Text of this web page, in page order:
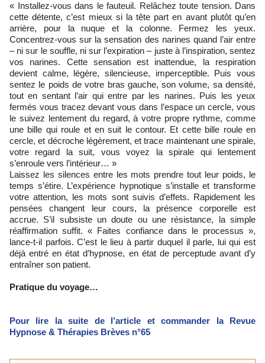
« Installez-vous dans le fauteuil. Relâchez toute tension. Dans
cette détente, c’est mieux si la tête part en avant plutôt qu’en
arrière, pour la nuque et la colonne. Fermez les yeux.
Concentrez-vous sur la sensation des narines quand l’air entre
– ni sur le souffle, ni sur l’expiration – juste à l’inspiration, sentez
vos narines. Cette sensation est inattendue, la respiration
devient calme, légère, silencieuse, imperceptible. Puis vous
sentez le poids de votre bras gauche, son volume, sa densité,
tout en sentant l’air qui entre par les narines. Puis les yeux
fermés vous tracez devant vous dans l’espace un cercle, vous
le suivez lentement du regard, à votre propre rythme, comme
une bille qui roule et en suit le contour. Et cette bille roule en
cercle, et décroche légèrement, et trace maintenant une spirale,
votre regard la suit, vous voyez la spirale qui lentement
s’enroule vers l’intérieur… »
Laissez les silences entre les mots prendre tout leur poids, le
temps s’étire. L’expérience hypnotique s’installe et transforme
votre attention, les mots sont suivis d’effets. Rapidement les
pensées changent leur cours, la présence corporelle est
accrue. S’il subsiste un doute ou une résistance, la simple
réaffirmation suffit. « Faites confiance dans le processus »,
lance-t-il parfois. C’est le lieu à partir duquel il parle, lui qui est
déjà entré en état d’hypnose, en état de perceptude avant d’y
entraîner son patient.
Pratique du voyage…
Pour lire la suite de l’article et commander la Revue
Hypnose & Thérapies Brèves n°65